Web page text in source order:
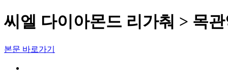
씨엘 다이아몬드 리가춰 > 목
본문 바로가기